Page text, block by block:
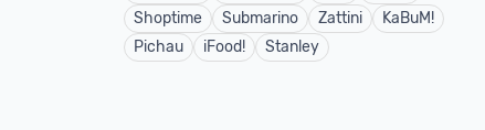
Shoptime
Submarino Zattini
KaBuM!
Pichau
iFood! Stanley